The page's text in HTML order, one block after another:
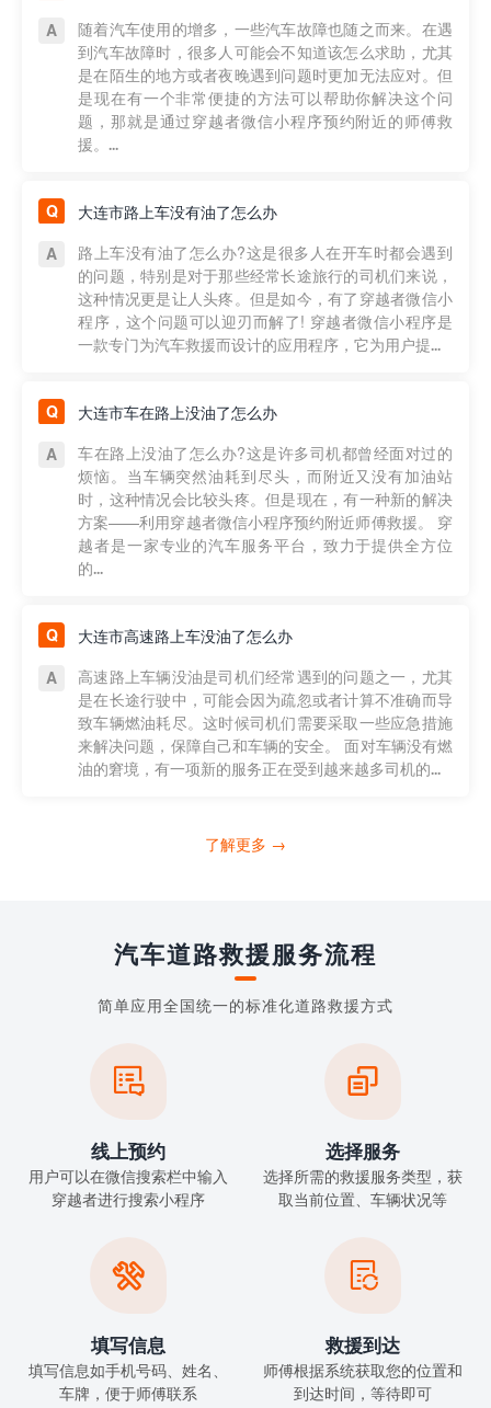
随着汽车使用的增多，一些汽车故障也随之而来。在遇
到汽车故障时，很多人可能会不知道该怎么求助，尤其
是在陌生的地方或者夜晚遇到问题时更加无法应对。但
是现在有一个非常便捷的方法可以帮助你解决这个问
题，那就是通过穿越者微信小程序预约附近的师傅救
援。...
大连市路上车没有油了怎么办
路上车没有油了怎么办?这是很多人在开车时都会遇到
的问题，特别是对于那些经常长途旅行的司机们来说，
这种情况更是让人头疼。但是如今，有了穿越者微信小
程序，这个问题可以迎刃而解了! 穿越者微信小程序是
一款专门为汽车救援而设计的应用程序，它为用户提...
大连市车在路上没油了怎么办
车在路上没油了怎么办?这是许多司机都曾经面对过的
烦恼。当车辆突然油耗到尽头，而附近又没有加油站
时，这种情况会比较头疼。但是现在，有一种新的解决
方案——利用穿越者微信小程序预约附近师傅救援。 穿
越者是一家专业的汽车服务平台，致力于提供全方位
的...
大连市高速路上车没油了怎么办
高速路上车辆没油是司机们经常遇到的问题之一，尤其
是在长途行驶中，可能会因为疏忽或者计算不准确而导
致车辆燃油耗尽。这时候司机们需要采取一些应急措施
来解决问题，保障自己和车辆的安全。 面对车辆没有燃
油的窘境，有一项新的服务正在受到越来越多司机的...
了解更多 →
汽车道路救援服务流程
简单应用全国统一的标准化道路救援方式

线上预约
用户可以在微信搜索栏中输入
穿越者进行搜索小程序

选择服务
选择所需的救援服务类型，获
取当前位置、车辆状况等

填写信息
填写信息如手机号码、姓名、
车牌，便于师傅联系

救援到达
师傅根据系统获取您的位置和
到达时间，等待即可